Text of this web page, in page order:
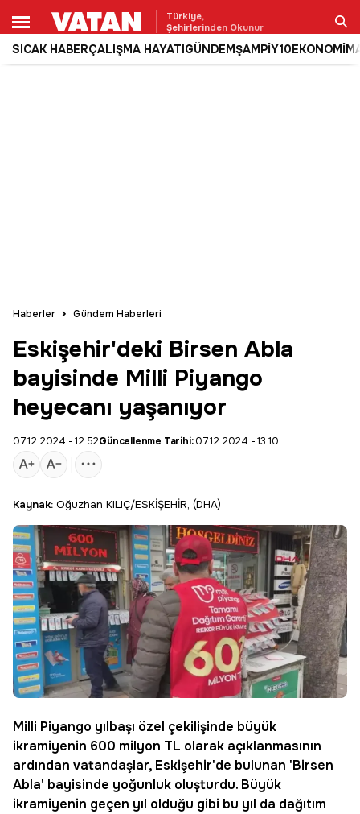
Türkiye,
Şehirlerinden Okunur
SICAK HABERÇALIŞMA HAYATIGÜNDEMŞAMPİY10EKONOMİ
Ara
Haberler Gündem Haberleri
Eskişehir'deki Birsen Abla
bayisinde Milli Piyango
heyecanı yaşanıyor
07.12.2024 - 12:52Güncellenme Tarihi:07.12.2024 - 13:10
Kaynak: Oğuzhan KILIÇ/ESKİŞEHİR, (DHA)
Milli Piyango yılbaşı özel çekilişinde büyük
ikramiyenin 600 milyon TL olarak açıklanmasının
ardından vatandaşlar, Eskişehir'de bulunan 'Birsen
Abla' bayisinde yoğunluk oluşturdu. Büyük
ikramiyenin geçen yıl olduğu gibi bu yıl da dağıtım